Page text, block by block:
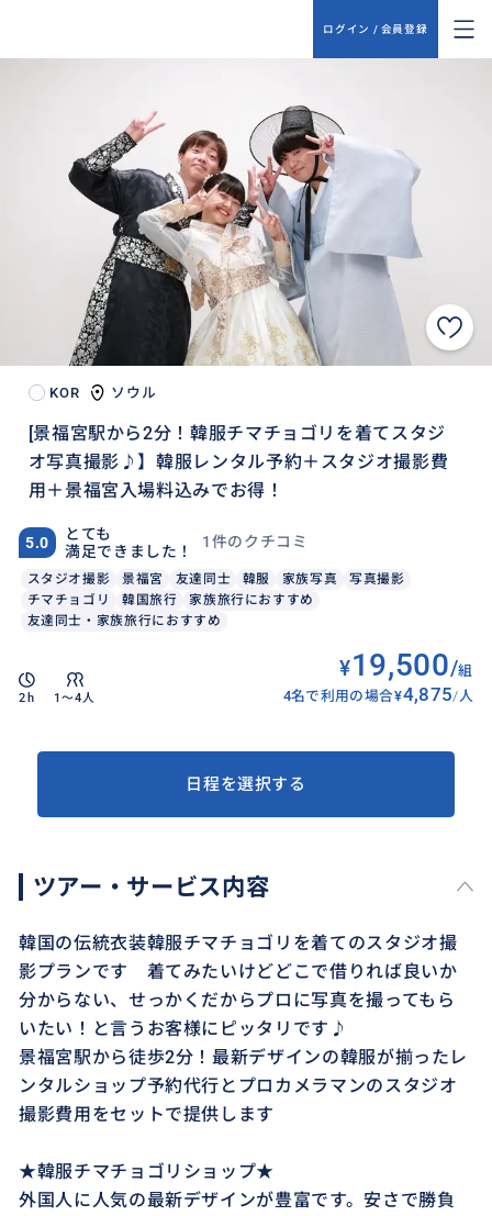
ログイン / 会員登録
KOR ソウル
[景福宮駅から2分！韓服チマチョゴリを着てスタジ
オ写真撮影♪】韓服レンタル予約＋スタジオ撮影費
用＋景福宮入場料込みでお得！
5.0
とても
満足できました！
1件のクチコミ
スタジオ撮影 景福宮 友達同士 韓服 家族写真
写真撮影
チマチョゴリ
韓国旅行
家族旅行におすすめ
友達同士・家族旅行におすすめ
2h 1〜4人
¥19,500/組
4名で利用の場合¥4,875/ 人
日程を選択する
ツアー・サービス内容
韓国の伝統衣装韓服チマチョゴリを着てのスタジオ撮
影プランです 着てみたいけどどこで借りれば良いか
分からない、せっかくだからプロに写真を撮ってもら
いたい！と言うお客様にピッタリです♪
景福宮駅から徒歩2分！最新デザインの韓服が揃ったレ
ンタルショップ予約代行とプロカメラマンのスタジオ
撮影費用をセットで提供します
★韓服チマチョゴリショップ★
外国人に人気の最新デザインが豊富です。安さで勝負